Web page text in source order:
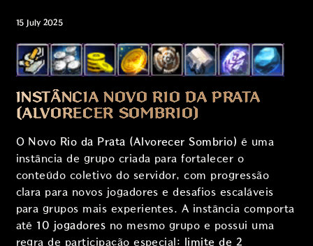
15 July 2025
INSTÂNCIA NOVO RIO DA PRATA
(ALVORECER SOMBRIO)
O Novo Rio da Prata (Alvorecer Sombrio) é uma
instância de grupo criada para fortalecer o
conteúdo coletivo do servidor, com progressão
clara para novos jogadores e desafios escaláveis
para grupos mais experientes. A instância comporta
até 10 jogadores no mesmo grupo e possui uma
regra de participação especial: limite de 2